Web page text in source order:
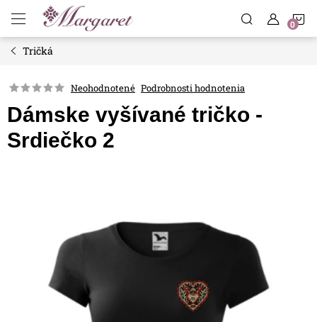
obsah
Tričká
Neohodnotené Podrobnosti hodnotenia
Dámske vyšívané tričko -
Srdiečko 2